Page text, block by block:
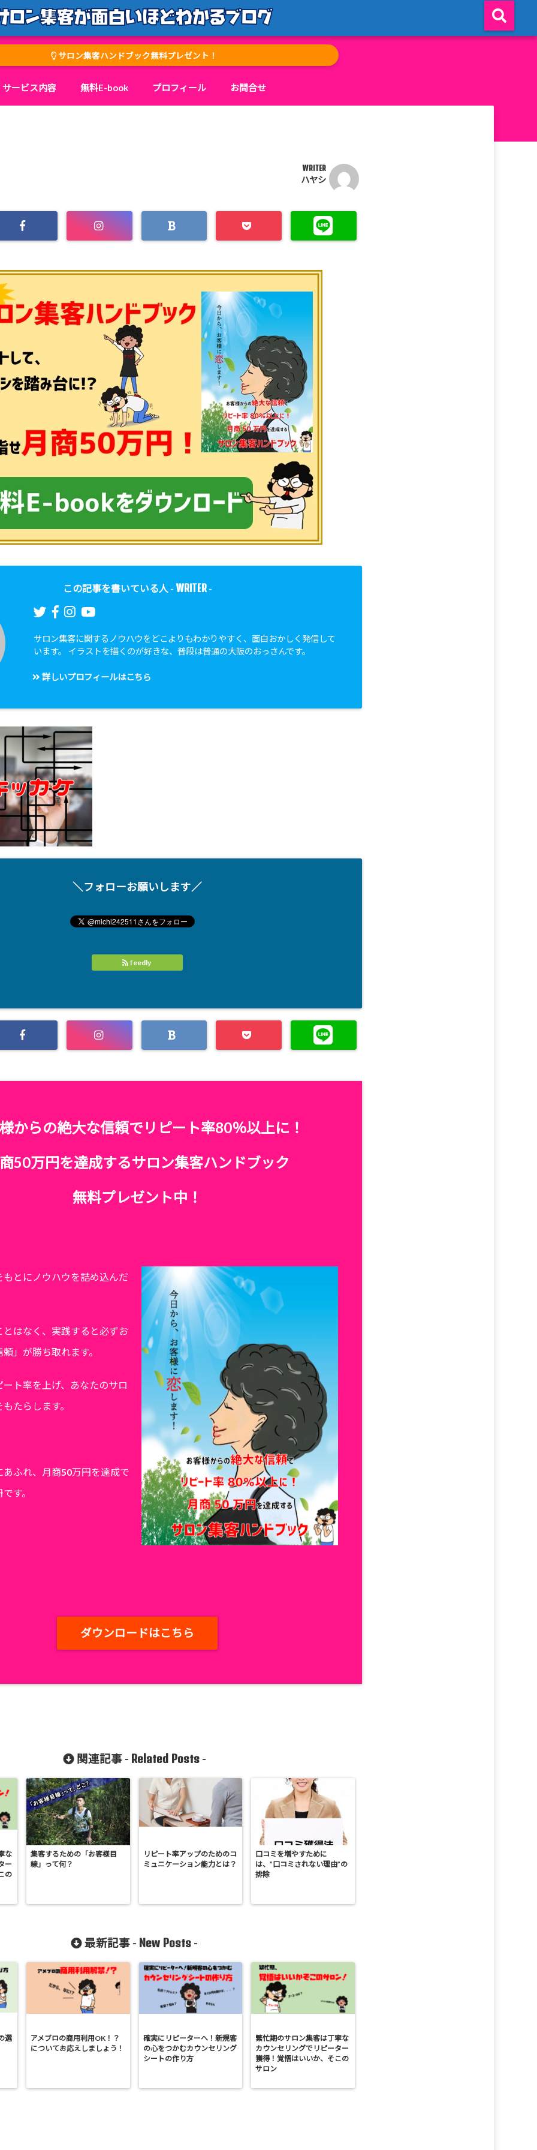
サロン集客ハンドブック無料プレゼント！
サービス内容 無料E-book プロフィール お問合せ
WRITER
ハヤシ
この記事を書いている人 - WRITER-
サロン集客に関するノウハウをどこよりもわかりやすく、面白おかしく発信して
います。 イラストを描くのが好きな、普段は普通の大阪のおっさんです。
詳しいプロフィールはこちら
＼フォローお願いします／
feedly
からの絶大な信頼でリピート率80％以上に！
50万円を達成するサロン集客ハンドブック
無料プレゼント中！
もとにノウハウを詰め込んだ
とはなく、実践すると必ずお
」が勝ち取れます。
ト率を上げ、あなたのサロ
たらします。
あふれ、月商50万円を達成で
す。
ダウンロードはこちら
関連記事 - Related Posts-
な
ー
の
集客するための「お客様目
線」って何？
リピート率アップのためのコ
ミュニケーション能力とは？
口コミを増やすために
は、”口コミされない理由”の
排除
最新記事 - New Posts -
選
アメブロの商用利用OK！？
についてお応えしましょう！
確実にリピーターへ！新規客
の心をつかむカウンセリング
シートの作り方
繁忙期のサロン集客は丁寧な
カウンセリングでリピーター
獲得！覚悟はいいか、そこの
サロン